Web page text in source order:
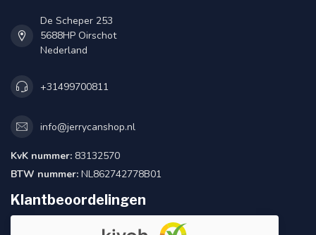
De Scheper 253
5688HP Oirschot
Nederland
+31499700811
info@jerrycanshop.nl
KvK nummer: 83132570
BTW nummer: NL862742778B01
Klantbeoordelingen